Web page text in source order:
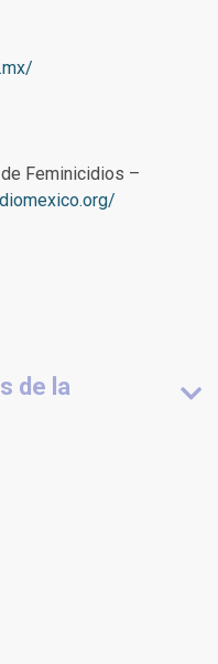
Feminicidios –
de la